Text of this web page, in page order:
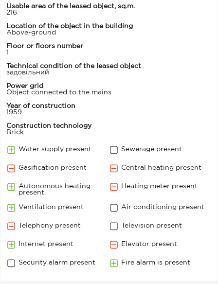
Usable area of ​​the leased object, sq.m.
216
Location of the object in the building
Above-ground
Floor or floors number
1
Technical condition of the leased object
задовільний
Power grid
Object connected to the mains
Year of construction
1959
Construction technology
Brick
Water supply present Sewerage present
Gasification present Central heating present
Autonomous heating
present
Heating meter present
Ventilation present Air conditioning present
Telephony present Television present
Internet present Elevator present
Security alarm present Fire alarm is present